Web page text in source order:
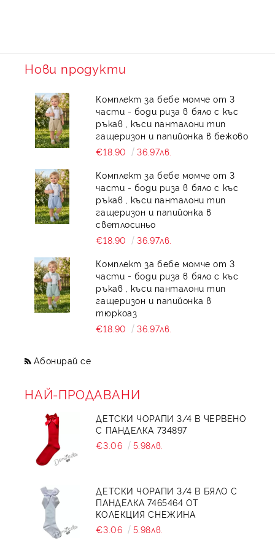
Нови продукти
Комплект за бебе момче от 3
части - боди риза в бяло с къс
ръкав , къси панталони тип
гащеризон и папийонка в бежово
€18.90
36.97лв.
Комплект за бебе момче от 3
части - боди риза в бяло с къс
ръкав , къси панталони тип
гащеризон и папийонка в
светлосиньо
€18.90
36.97лв.
Комплект за бебе момче от 3
части - боди риза в бяло с къс
ръкав , къси панталони тип
гащеризон и папийонка в
тюркоаз
€18.90
36.97лв.
Абонирай се
НАЙ-ПРОДАВАНИ
ДЕТСКИ ЧОРАПИ 3/4 В ЧЕРВЕНО
С ПАНДЕЛКА 734897
€3.06
5.98лв.
ДЕТСКИ ЧОРАПИ 3/4 В БЯЛО С
ПАНДЕЛКА 7465464 ОТ
КОЛЕКЦИЯ СНЕЖИНА
€3.06
5.98лв.